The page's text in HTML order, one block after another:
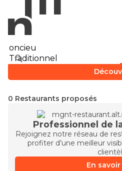
0 Restaurants proposés
Professionnel de
Rejoignez notre réseau de
profiter d’une meilleur
En